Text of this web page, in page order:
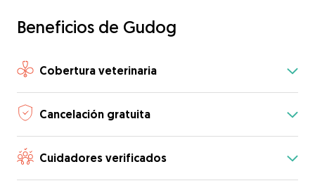
Beneficios de Gudog
Cobertura veterinaria
Cancelación gratuita
Cuidadores verificados